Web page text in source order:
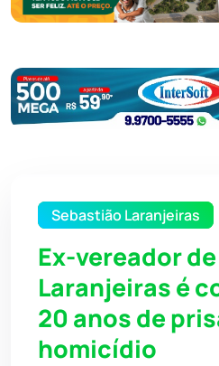
Sebastião Laranjeiras
Ex-vereador
Laranjeiras é
20 anos de
homicídio